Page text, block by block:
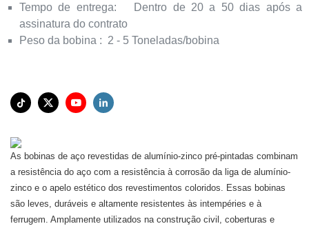
Tempo de entrega:
Dentro de 20 a 50 dias após a
assinatura do contrato
Peso da bobina : 2 - 5 Toneladas/bobina
As bobinas de aço revestidas de alumínio-zinco pré-pintadas combinam
a resistência do aço com a resistência à corrosão da liga de alumínio-
zinco e o apelo estético dos revestimentos coloridos. Essas bobinas
são leves, duráveis ​​e altamente resistentes às intempéries e à
ferrugem. Amplamente utilizados na construção civil, coberturas e